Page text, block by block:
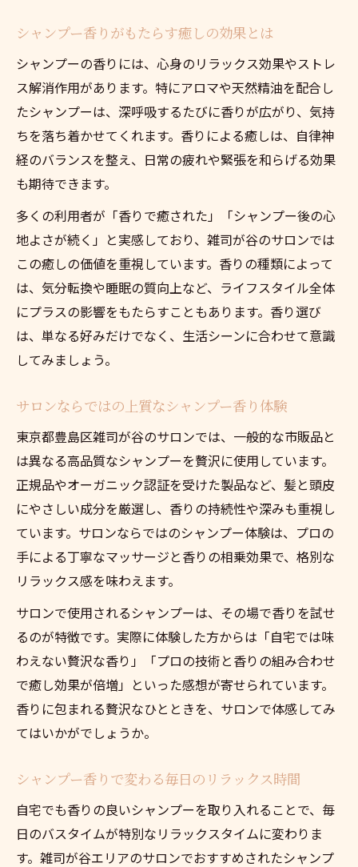
上質な香りのシャンプーで自分を癒す時間
雑司が谷で出会う香り豊かなシャンプー体
験
シャンプー香りがもたらす癒しの効果とは
シャンプーの香りには、心身のリラックス効果やストレ
ス解消作用があります。特にアロマや天然精油を配合し
たシャンプーは、深呼吸するたびに香りが広がり、気持
ちを落ち着かせてくれます。香りによる癒しは、自律神
経のバランスを整え、日常の疲れや緊張を和らげる効果
も期待できます。
多くの利用者が「香りで癒された」「シャンプー後の心
地よさが続く」と実感しており、雑司が谷のサロンでは
この癒しの価値を重視しています。香りの種類によって
は、気分転換や睡眠の質向上など、ライフスタイル全体
にプラスの影響をもたらすこともあります。香り選び
は、単なる好みだけでなく、生活シーンに合わせて意識
してみましょう。
サロンならではの上質なシャンプー香り体験
東京都豊島区雑司が谷のサロンでは、一般的な市販品と
は異なる高品質なシャンプーを贅沢に使用しています。
正規品やオーガニック認証を受けた製品など、髪と頭皮
にやさしい成分を厳選し、香りの持続性や深みも重視し
ています。サロンならではのシャンプー体験は、プロの
手による丁寧なマッサージと香りの相乗効果で、格別な
リラックス感を味わえます。
サロンで使用されるシャンプーは、その場で香りを試せ
るのが特徴です。実際に体験した方からは「自宅では味
わえない贅沢な香り」「プロの技術と香りの組み合わせ
で癒し効果が倍増」といった感想が寄せられています。
香りに包まれる贅沢なひとときを、サロンで体感してみ
てはいかがでしょうか。
シャンプー香りで変わる毎日のリラックス時間
自宅でも香りの良いシャンプーを取り入れることで、毎
日のバスタイムが特別なリラックスタイムに変わりま
す。雑司が谷エリアのサロンでおすすめされたシャンプ